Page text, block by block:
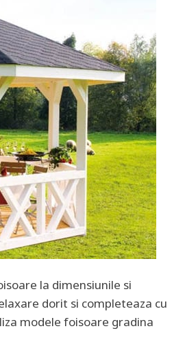
la dimensiunile si
dorit si completeaza cu
modele foisoare gradina